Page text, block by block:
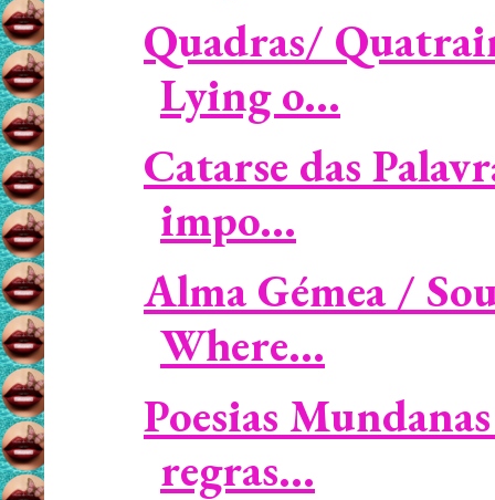
Quadras/
Lying o...
Catarse das
impo...
Alma Gémea /
Where...
Poesias
regras...